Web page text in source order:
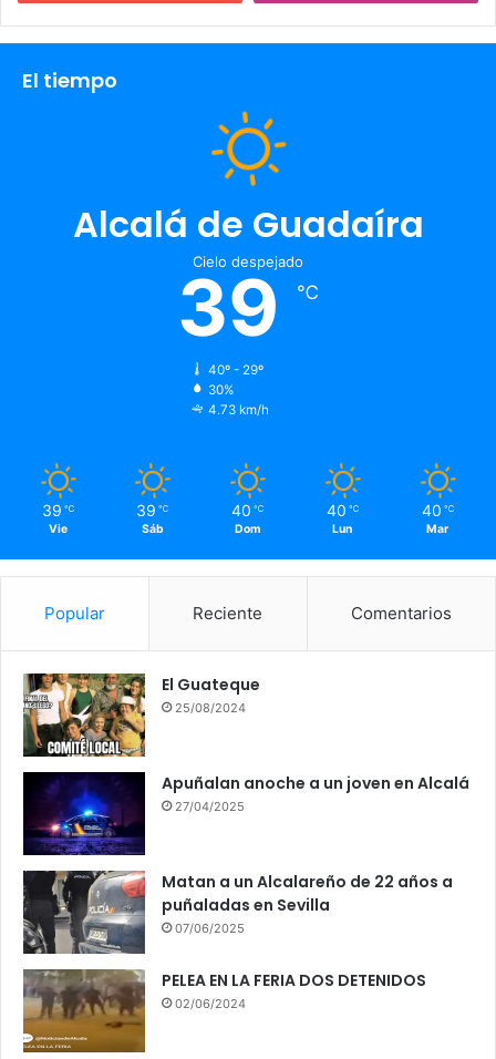
El tiempo
Alcalá de Guadaíra
Cielo despejado
39 ℃
40º - 29º
30%
4.73 km/h
39 ℃
Vie
39 ℃
Sáb
40 ℃
Dom
40 ℃
Lun
40 ℃
Mar
Popular Reciente Comentarios
El Guateque
25/08/2024
Apuñalan anoche a un joven en Alcalá
27/04/2025
Matan a un Alcalareño de 22 años a
puñaladas en Sevilla
07/06/2025
PELEA EN LA FERIA DOS DETENIDOS
02/06/2024